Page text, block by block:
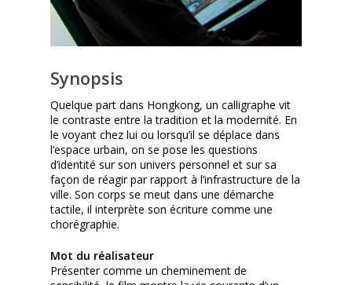
Synopsis
Quelque part dans Hongkong, un calligraphe vit
le contraste entre la tradition et la modernité. En
le voyant chez lui ou lorsqu’il se déplace dans
l’espace urbain, on se pose les questions
d’identité sur son univers personnel et sur sa
façon de réagir par rapport à l’infrastructure de la
ville. Son corps se meut dans une démarche
tactile, il interprète son écriture comme une
chorégraphie.
Mot du réalisateur
Présenter comme un cheminement de